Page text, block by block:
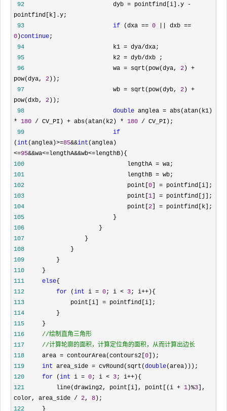
92
                         dyb = pointfind[i].y -
93
if (dxa == 0
0 )continue
94
                         k1 = dya/
95
                         k2 = dyb/
96
                         wa = sqrt(pow(dya,
2 ) +
pow(dya, 2
97
                         wb = sqrt(pow(dyb,
2 ) +
pow(dxb, 2
98
double anglea = abs(atan(k1)
* 180 / CV_PI) + abs(atan(k2) * 180 /
99
if
(int (anglea)>=85&&int (anglea)
<=95&&wa<=lengthA&&wb<=
100
                             lengthA =
101
                             lengthB =
102
                             point[
0 ] =
103
                             point[
1 ] =
104
                             point[
2 ] =
105
106
107
108
109
110
111
else
112
for (int i = 0; i < 3; i++
113
             point[i] =
114
115
116
//
117
//计算轮廓的面积，计算定位角的面积，从而计算出边长
118
     area = contourArea(contours2[
0
119
int area_side = cvRound(sqrt(double
120
for (int i = 0; i < 3; i++
121
         line(drawing2, point[i], point[(i +
1 )%3 ],
color, area_side / 2, 8
122